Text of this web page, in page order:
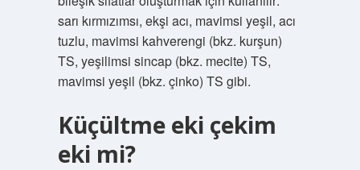
sarı kırmızımsı, ekşi acı, mavimsi yeşil, acı
tuzlu, mavimsi kahverengi (bkz. kurşun)
TS, yeşilimsi sincap (bkz. mecite) TS,
mavimsi yeşil (bkz. çinko) TS gibi.
Küçültme eki çekim
eki mi?